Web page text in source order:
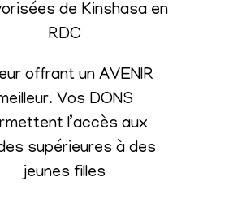
de Kinshasa en
RDC
offrant un AVENIR
Vos DONS
l’accès aux
supérieures à des
jeunes filles